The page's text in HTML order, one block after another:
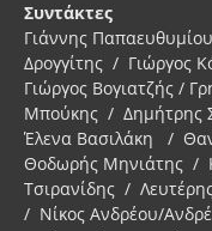
Συντάκτες
Γιάννης
Δρογγίτης / Γιώργος
Γιώργος Βογιατζής /
Μπούκης / Δημήτρης
Έλενα Βασιλάκη /
Θοδωρής Μηνιάτης /
Τσιρανίδης /
/ Νίκος Ανδρέου/